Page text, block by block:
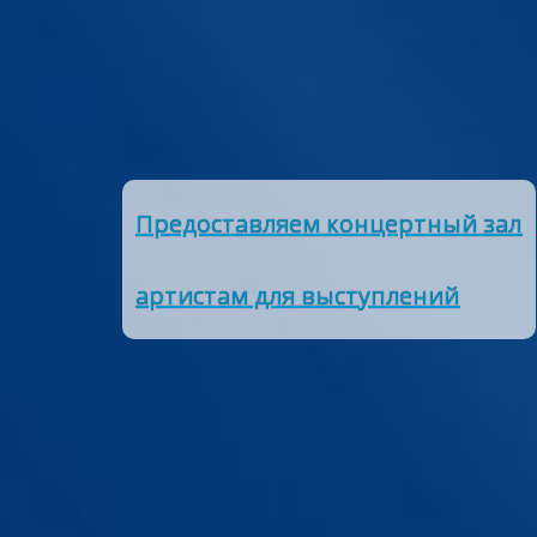
Предоставляем концертный зал
артистам для выступлений